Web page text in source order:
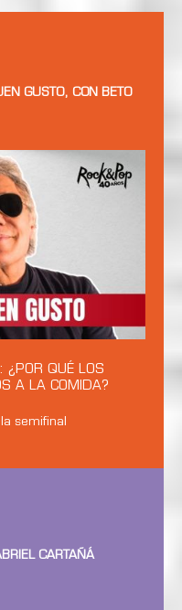
GUSTO, CON BETO
¿POR QUÉ LOS
A LA COMIDA?
semifinal
CARTAÑÁ